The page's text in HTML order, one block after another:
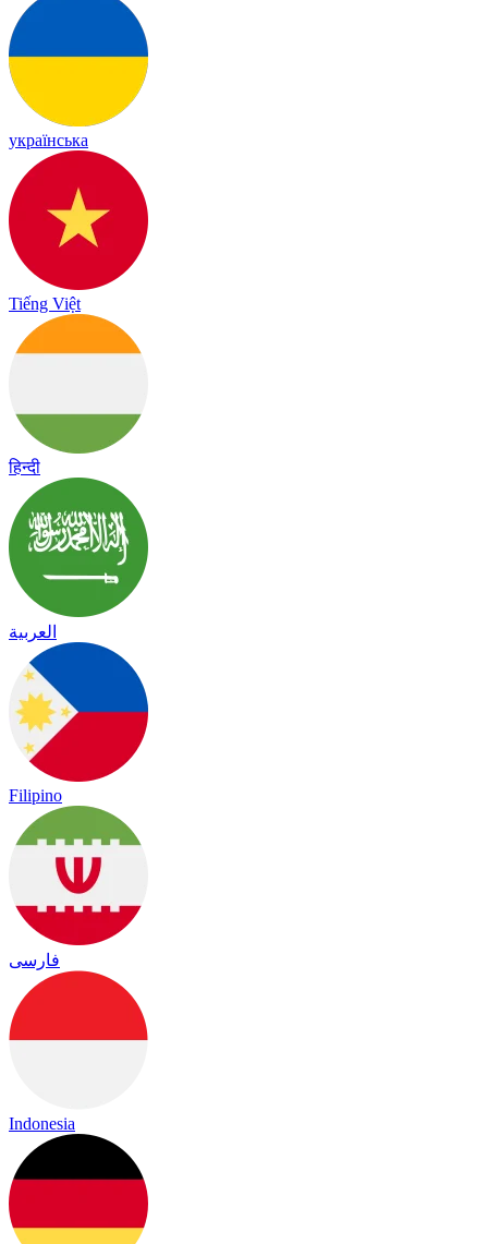
українська
Tiếng Việt
हिन्दी
العربية
Filipino
فارسی
Indonesia